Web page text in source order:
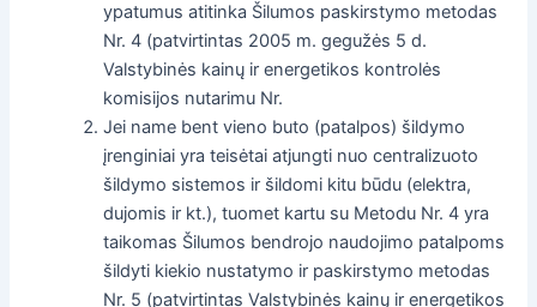
ypatumus atitinka Šilumos paskirstymo metodas
Nr. 4 (patvirtintas 2005 m. gegužės 5 d.
Valstybinės kainų ir energetikos kontrolės
komisijos nutarimu Nr.
Jei name bent vieno buto (patalpos) šildymo
įrenginiai yra teisėtai atjungti nuo centralizuoto
šildymo sistemos ir šildomi kitu būdu (elektra,
dujomis ir kt.), tuomet kartu su Metodu Nr. 4 yra
taikomas Šilumos bendrojo naudojimo patalpoms
šildyti kiekio nustatymo ir paskirstymo metodas
Nr. 5 (patvirtintas Valstybinės kainų ir energetikos